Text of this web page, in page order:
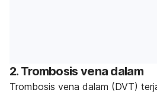
2. Trombosis vena dalam
Trombosis vena dalam (DVT)